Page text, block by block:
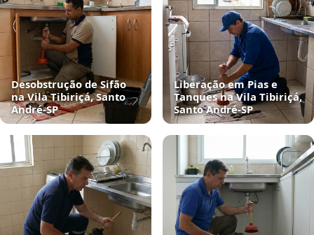
Desobstrução de Sifão
na Vila Tibiriçá, Santo
André‑SP
Liberação em Pias e
Tanques na Vila Tibiriçá,
Santo André‑SP